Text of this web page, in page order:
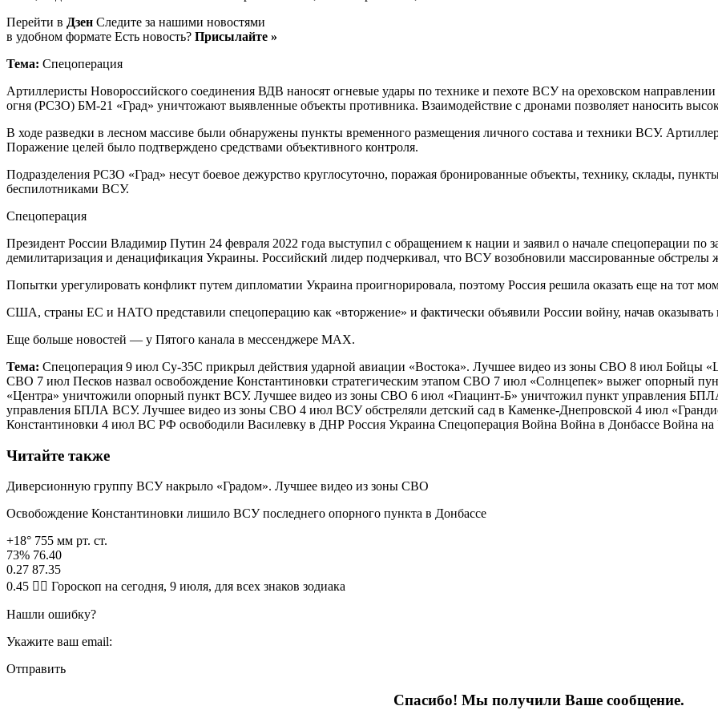
Перейти в Дзен Следите за нашими новостями
в удобном формате Есть новость? Присылайте »
Тема: Спецоперация
Артиллеристы Новороссийского соединения ВДВ наносят огневые удары по технике и пехоте ВСУ на ореховском
огня (РСЗО) БМ-21 «Град» уничтожают выявленные объекты противника. Взаимодействие с дронами позволяет наносить
В ходе разведки в лесном массиве были обнаружены пункты временного размещения личного состава и техники ВСУ.
Поражение целей было подтверждено средствами объективного контроля.
Подразделения РСЗО «Град» несут боевое дежурство круглосуточно, поражая бронированные объекты, технику, склады,
беспилотниками ВСУ.
Спецоперация
Президент России Владимир Путин 24 февраля 2022 года выступил с обращением к нации и заявил о начале спецоперации по
демилитаризация и денацификация Украины. Российский лидер подчеркивал, что ВСУ возобновили массированные
Попытки урегулировать конфликт путем дипломатии Украина проигнорировала, поэтому Россия решила оказать еще на тот
США, страны ЕС и НАТО представили спецоперацию как «вторжение» и фактически объявили России войну, начав
Еще больше новостей — у Пятого канала в мессенджере MAX.
Тема: Спецоперация 9 июл Су-35С прикрыл действия ударной авиации «Востока». Лучшее видео из зоны СВО 8 июл Бойцы
СВО 7 июл Песков назвал освобождение Константиновки стратегическим этапом СВО 7 июл «Солнцепек» выжег опорный
«Центра» уничтожили опорный пункт ВСУ. Лучшее видео из зоны СВО 6 июл «Гиацинт-Б» уничтожил пункт управления
управления БПЛА ВСУ. Лучшее видео из зоны СВО 4 июл ВСУ обстреляли детский сад в Каменке-Днепровской 4 июл
Константиновки 4 июл ВС РФ освободили Василевку в ДНР Россия Украина Спецоперация Война Война в Донбассе Война на
Читайте также
Диверсионную группу ВСУ накрыло «Градом». Лучшее видео из зоны СВО
Освобождение Константиновки лишило ВСУ последнего опорного пункта в Донбассе
+18° 755 мм рт. ст.
73% 76.40
0.27 87.35
0.45 🧙‍♀ Гороскоп на сегодня, 9 июля, для всех знаков зодиака
Нашли ошибку?
Укажите ваш email:
Отправить
Спасибо! Мы получили Ваше сообщение.